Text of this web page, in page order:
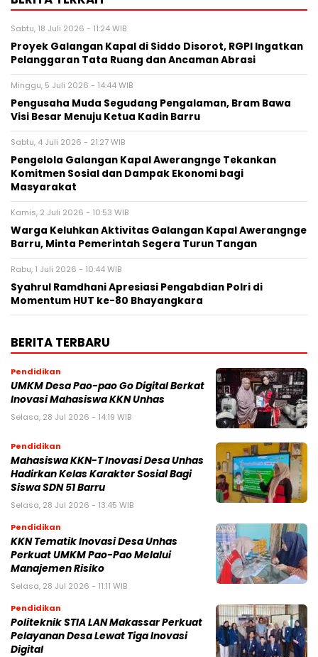
Sabtu, 18 Juli 2026 - 11:24 WIB
Proyek Galangan Kapal di Siddo Disorot, RGPI Ingatkan
Pelanggaran Tata Ruang dan Ancaman Abrasi
Minggu, 5 Juli 2026 - 14:44 WIB
Pengusaha Muda Segudang Pengalaman, Bram Bawa
Visi Besar Menuju Ketua Kadin Barru
Sabtu, 4 Juli 2026 - 21:27 WIB
Pengelola Galangan Kapal Awerangnge Tekankan
Komitmen Sosial dan Dampak Ekonomi bagi
Masyarakat
Kamis, 2 Juli 2026 - 10:53 WIB
Warga Keluhkan Aktivitas Galangan Kapal Awerangnge
Barru, Minta Pemerintah Segera Turun Tangan
Rabu, 1 Juli 2026 - 10:44 WIB
Syahrul Ramdhani Apresiasi Pengabdian Polri di
Momentum HUT ke-80 Bhayangkara
BERITA TERBARU
Pendidikan
UMKM Desa Pao-pao Go Digital Berkat
Inovasi Mahasiswa KKN Unhas
Selasa, 28 Jul 2026 - 14:19 WIB
Pendidikan
Mahasiswa KKN-T Inovasi Desa Unhas
Hadirkan Kelas Karakter Sosial Bagi
Siswa SDN 51 Barru
Selasa, 28 Jul 2026 - 13:45 WIB
Pendidikan
KKN Tematik Inovasi Desa Unhas
Perkuat UMKM Pao-Pao Melalui
Manajemen Risiko
Selasa, 28 Jul 2026 - 11:11 WIB
Pendidikan
Politeknik STIA LAN Makassar Perkuat
Pelayanan Desa Lewat Tiga Inovasi
Digital